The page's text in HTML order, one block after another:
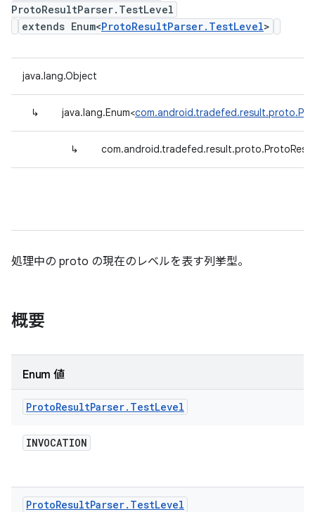
ProtoResultParser.TestLevel
extends Enum<ProtoResultParser.TestLevel>
java.lang.Object
↳ java.lang.Enum<
↳
処理中の proto の現在のレベルを表す列挙型。
概要
Enum 値
ProtoResultParser. TestLevel
INVOCATION
ProtoResultParser. TestLevel